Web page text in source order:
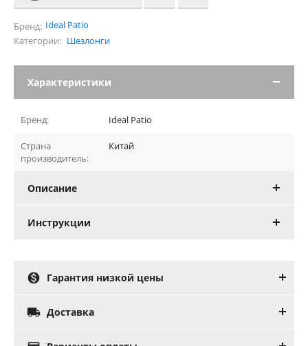
Бренд: Ideal Patio
Категории: Шезлонги
Характеристики
Бренд: Ideal Patio
Страна
производитель:
Китай
Описание
Инструкции
 Гарантия низкой цены
 Доставка